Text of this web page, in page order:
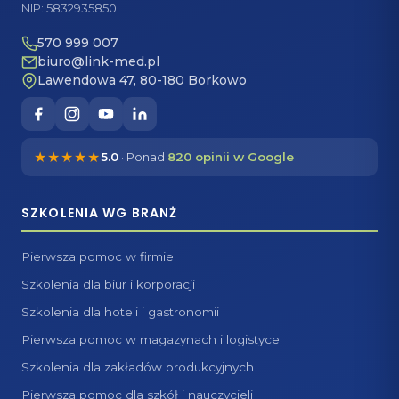
NIP: 5832935850
570 999 007
biuro@link-med.pl
Lawendowa 47, 80-180 Borkowo
★★★★★5.0 · Ponad 820 opinii w Google
SZKOLENIA WG BRANŻ
Pierwsza pomoc w firmie
Szkolenia dla biur i korporacji
Szkolenia dla hoteli i gastronomii
Pierwsza pomoc w magazynach i logistyce
Szkolenia dla zakładów produkcyjnych
Pierwsza pomoc dla szkół i nauczycieli